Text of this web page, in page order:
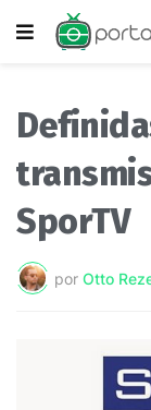
SporTV
por Otto